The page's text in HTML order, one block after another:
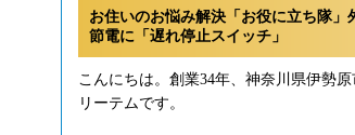
お住いのお悩み解決「お役に立ち隊
節電に「遅れ停止スイッチ」
こんにちは。創業34年、神奈川県伊勢
リーテムです。